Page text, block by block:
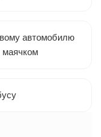
автомобилю